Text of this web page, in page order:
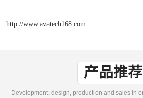
http://www.avatech168.com
产品推荐